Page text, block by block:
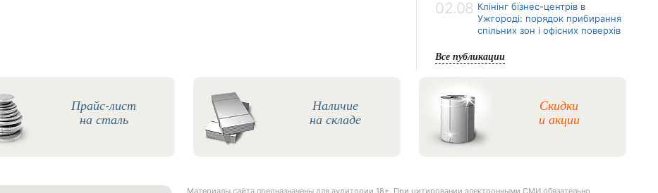
02.08 Клінінг бізнес-центрів в
Ужгороді: порядок прибирання
спільних зон і офісних поверхів
Все публикации
Прайс-лист
на сталь
Наличие
на складе
Скидки
и акции
Материалы сайта предназначены для аудитории 18+. При цитировании электронными СМИ обязательно